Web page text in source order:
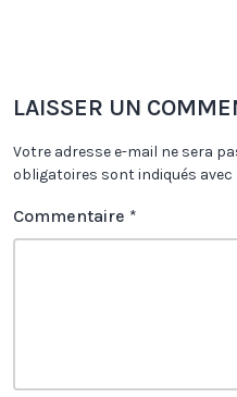
LAISSER UN
Votre adresse e-mail ne sera
obligatoires sont indiqués avec
Commentaire *